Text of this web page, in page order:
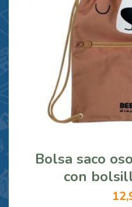
Bolsa saco
con